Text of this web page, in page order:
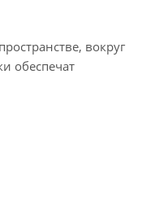
вокруг
обеспечат